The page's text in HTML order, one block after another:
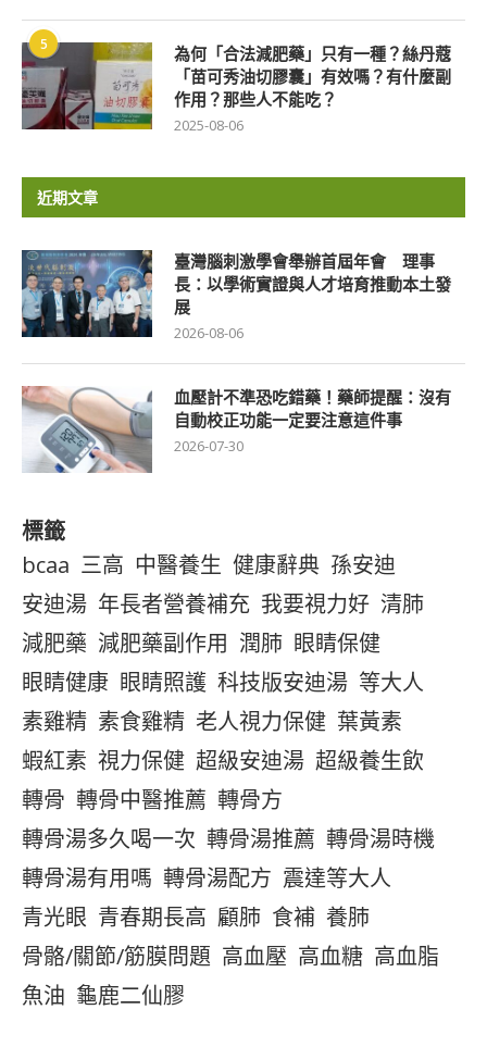
5
為何「合法減肥藥」只有一種？絲丹蔻
「苗可秀油切膠囊」有效嗎？有什麼副
作用？那些人不能吃？
2025-08-06
近期文章
臺灣腦刺激學會舉辦首屆年會 理事
長：以學術實證與人才培育推動本土發
展
2026-08-06
血壓計不準恐吃錯藥！藥師提醒：沒有
自動校正功能一定要注意這件事
2026-07-30
標籤
bcaa 三高 中醫養生 健康辭典 孫安迪
安迪湯 年長者營養補充 我要視力好 清肺
減肥藥 減肥藥副作用 潤肺 眼睛保健
眼睛健康 眼睛照護 科技版安迪湯 等大人
素雞精 素食雞精 老人視力保健 葉黃素
蝦紅素 視力保健 超級安迪湯 超級養生飲
轉骨 轉骨中醫推薦 轉骨方
轉骨湯多久喝一次 轉骨湯推薦 轉骨湯時機
轉骨湯有用嗎 轉骨湯配方 震達等大人
青光眼 青春期長高 顧肺 食補 養肺
骨骼/關節/筋膜問題 高血壓 高血糖 高血脂
魚油 龜鹿二仙膠